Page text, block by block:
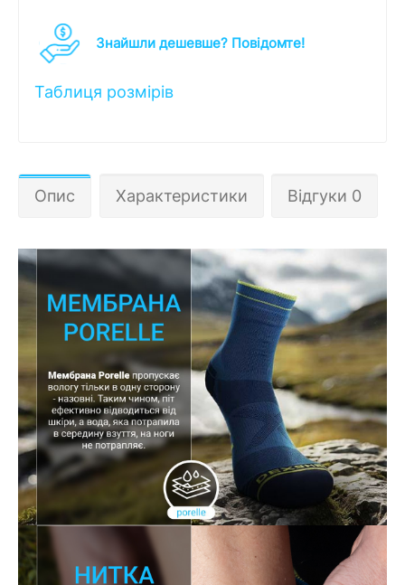
Знайшли дешевше? Повідомте!
Таблиця розмірів
Опис Характеристики Відгуки 0